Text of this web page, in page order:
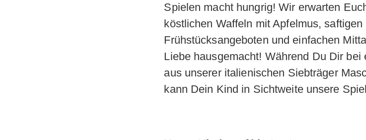
Spielen macht hungrig! Wir erwarten
köstlichen Waffeln mit Apfelmus,
Frühstücksangeboten und einfachen
Liebe hausgemacht! Während Du Dir
aus unserer italienischen Siebträger
kann Dein Kind in Sichtweite unsere